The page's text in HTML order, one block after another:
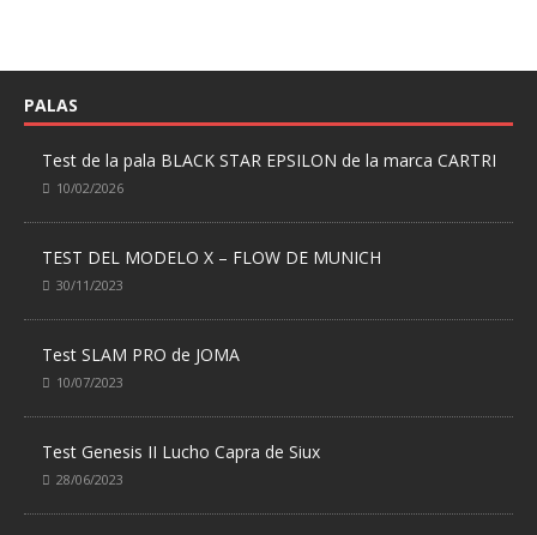
PALAS
Test de la pala BLACK STAR EPSILON de la marca CARTRI
10/02/2026
TEST DEL MODELO X – FLOW DE MUNICH
30/11/2023
Test SLAM PRO de JOMA
10/07/2023
Test Genesis II Lucho Capra de Siux
28/06/2023